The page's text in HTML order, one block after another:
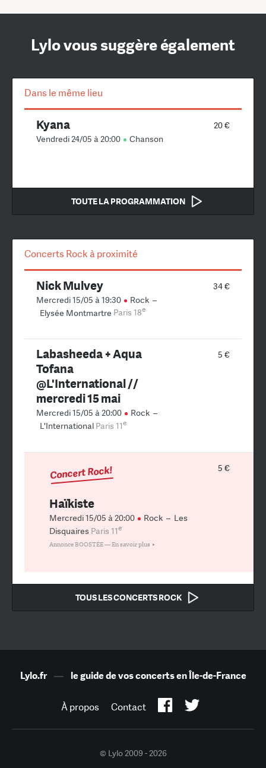
Lylo vous suggère également
Dans le même lieu
20 €
Kyana
Vendredi 24/05 à 20:00 Chanson
TOUTE LA PROGRAMMATION
Concerts Rock à proximité
34 €
Nick Mulvey
Mercredi 15/05 à 19:30 Rock –
Elysée Montmartre Paris 18e
5 €
Labasheeda + Aqua
Tofana
@L'International //
mercredi 15 mai
Mercredi 15/05 à 20:00 Rock –
L'International Paris 11e
5 €
Concert Rock!
Haïkiste
Mercredi 15/05 à 20:00 Rock – Les
Disquaires Paris 11e
Annonce BOOSTÉE —En savoir plus
TOUS LES CONCERTS ROCK
Lylo.fr— le guide de vos concerts en Île-de-France
À propos Contact
© Lylo 2009 - 2026